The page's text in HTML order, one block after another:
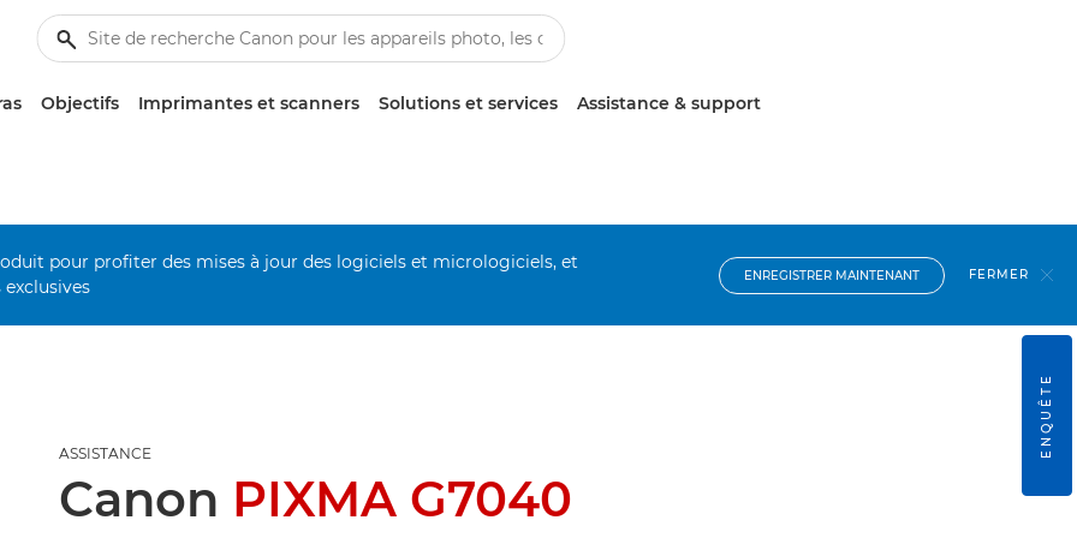
Objectifs Imprimantes et scanners Solutions et services Assistance & support
pour profiter des mises à jour des logiciels et micrologiciels, et
ENREGISTRER MAINTENANT FERMER
ASSISTANCE
Canon PIXMA G7040
ENQUÊTE